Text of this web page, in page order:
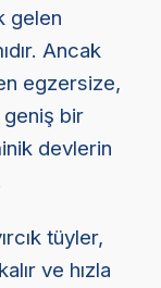
gelen
Ancak
egzersize,
geniş bir
devlerin
tüyler,
ve hızla